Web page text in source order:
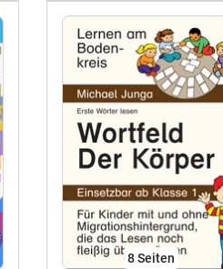
8Seiten